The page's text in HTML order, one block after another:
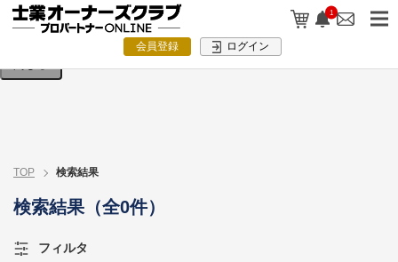
1
会員登録 ログイン
検索条件を入力してください。
TOP 検索結果
検索結果（全0件）
フィルタ